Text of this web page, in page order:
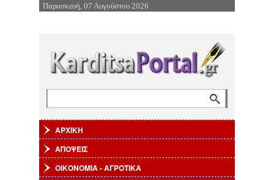
Επιστροφή στην Πλοήγηση
Παρασκευή, 07 Αυγούστου 2026
ΑΡΧΙΚΗ
ΑΠΟΨΕΙΣ
ΟΙΚΟΝΟΜΙΑ - ΑΓΡΟΤΙΚΑ